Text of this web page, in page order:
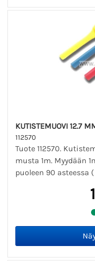
KUTISTEMUOVI 12.7
112570
Tuote 112570.
musta 1m. Myydään
puoleen 90 asteessa (